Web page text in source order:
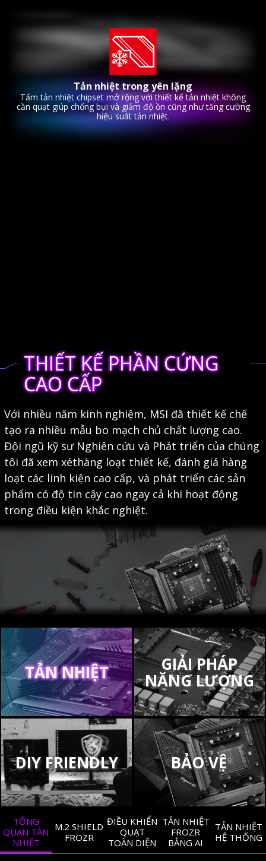
Tản nhiệt trong yên lặng
Tấm tản nhiệt chipset mở rộng với thiết kế tản nhiệt không
cần quạt giúp chống bụi và giảm độ ồn cũng như tăng cường
hiệu suất tản nhiệt.
THIẾT KẾ PHẦN CỨNG
CAO CẤP
Với nhiều năm kinh nghiệm, MSI đã thiết kế chế
tạo ra nhiều mẫu bo mạch chủ chất lượng cao.
Đội ngũ kỹ sư Nghiên cứu và Phát triển của chúng
tôi đã xem xéthàng loạt thiết kế, đánh giá hàng
loạt các linh kiện cao cấp, và phát triển các sản
phẩm có độ tin cậy cao ngay cả khi hoạt động
trong điều kiện khắc nghiệt.
TẢN NHIỆT GIẢI PHÁP
NĂNG LƯỢNG
DIY FRIENDLY BẢO VỆ
TỔNG
QUAN TẢN
NHIỆT
M.2 SHIELD
FROZR
ĐIỀU KHIỂN
QUẠT
TOÀN DIỆN
TẢN NHIỆT
FROZR
BẰNG AI
TẢN NHIỆT
HỆ THỐNG